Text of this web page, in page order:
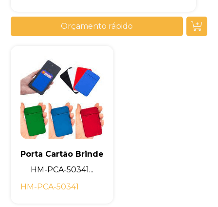
Orçamento rápido
Porta Cartão Brinde
HM-PCA-50341...
HM-PCA-50341